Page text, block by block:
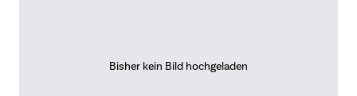
Bisher kein Bild hochgeladen